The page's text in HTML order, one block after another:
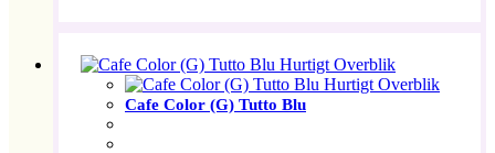
Hurtigt Overblik
Hurtigt Overblik
Cafe Color (G) Tutto Blu